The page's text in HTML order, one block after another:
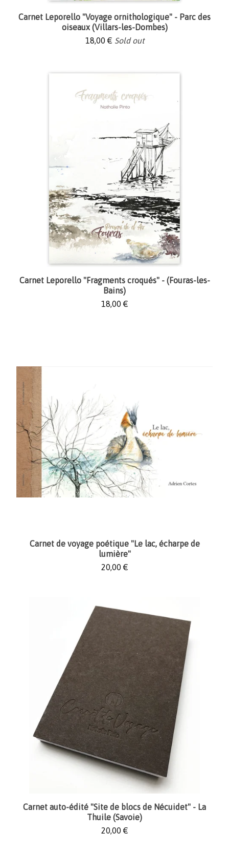
Carnet Leporello "Voyage ornithologique" - Parc des
oiseaux (Villars-les-Dombes)
18,00 € Sold out
Carnet Leporello "Fragments croqués" - (Fouras-les-
Bains)
18,00 €
Carnet de voyage poétique "Le lac, écharpe de
lumière"
20,00 €
Carnet auto-édité "Site de blocs de Nécuidet" - La
Thuile (Savoie)
20,00 €